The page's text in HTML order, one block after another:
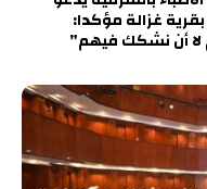
غزالة مؤكدا:
أن نشكك فيهم”